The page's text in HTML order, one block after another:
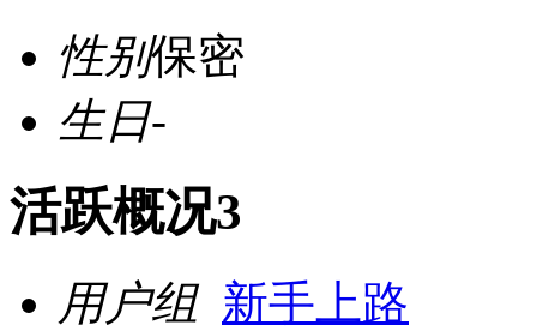
性别保密
生日-
活跃概况3
用户组 新手上路